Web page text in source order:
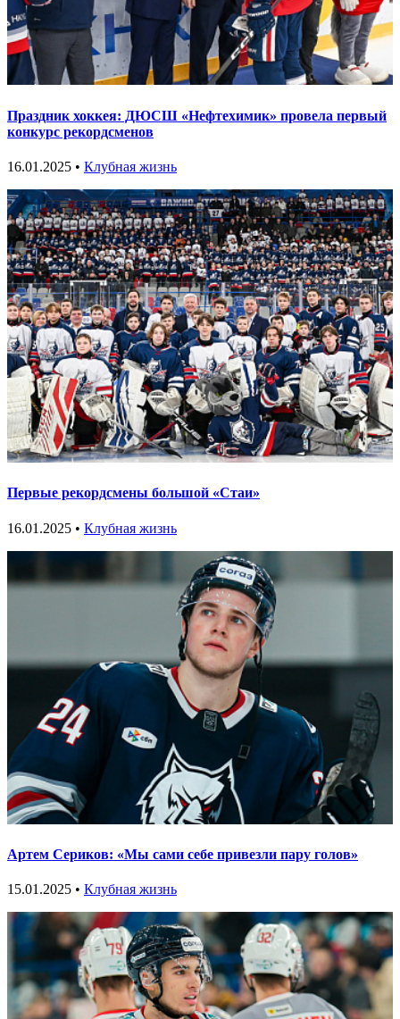
Праздник хоккея: ДЮСШ «Нефтехимик» провела первый
конкурс рекордсменов
16.01.2025 • Клубная жизнь
Первые рекордсмены большой «Стаи»
16.01.2025 • Клубная жизнь
Артем Сериков: «Мы сами себе привезли пару голов»
15.01.2025 • Клубная жизнь